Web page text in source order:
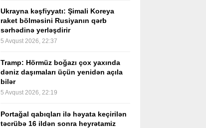
Ukrayna kəşfiyyatı: Şimali Koreya
raket bölməsini Rusiyanın qərb
sərhədinə yerləşdirir
5 Avqust 2026, 22:37
Tramp: Hörmüz boğazı çox yaxında
dəniz daşımaları üçün yenidən açıla
bilər
5 Avqust 2026, 22:19
Portağal qabıqları ilə həyata keçirilən
təcrübə 16 ildən sonra heyrətamiz